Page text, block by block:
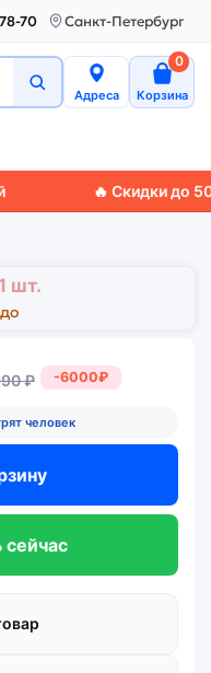
70 Санкт-Петербург
Адреса Корзина
0
🔥 Скидки до 50%🚚
1 шт.
₽ -6000₽
человек
сейчас